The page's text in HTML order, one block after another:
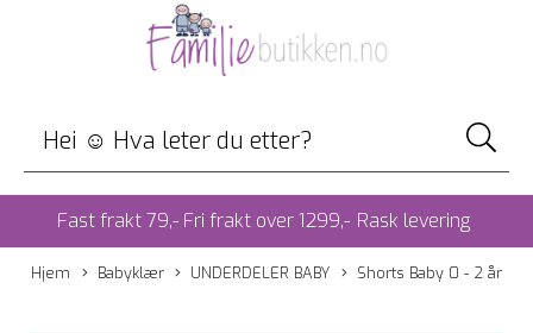
Fast frakt 79,- Fri frakt over 1299,- Rask levering
Hjem Babyklær UNDERDELER BABY Shorts Baby 0 - 2 år